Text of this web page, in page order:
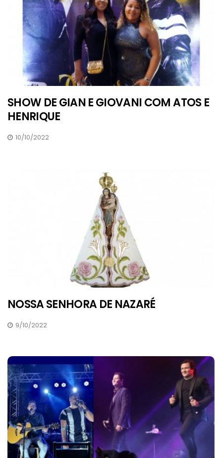
SHOW DE GIAN E GIOVANI COM ATOS E
HENRIQUE
10/10/2022
NOSSA SENHORA DE NAZARÉ
9/10/2022